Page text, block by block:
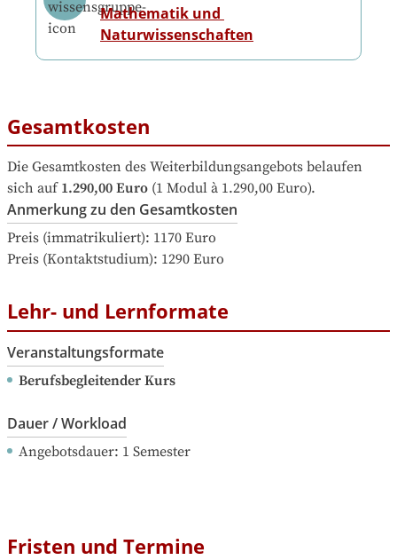
Mathematik und
Naturwissenschaften
Gesamtkosten
Die Gesamtkosten des Weiterbildungsangebots belaufen
sich auf 1.290,00 Euro (1 Modul à 1.290,00 Euro).
Anmerkung zu den Gesamtkosten
Preis (immatrikuliert): 1170 Euro
Preis (Kontaktstudium): 1290 Euro
Lehr- und Lernformate
Veranstaltungsformate
Berufsbegleitender Kurs
Dauer / Workload
Angebotsdauer: 1 Semester
Fristen und Termine